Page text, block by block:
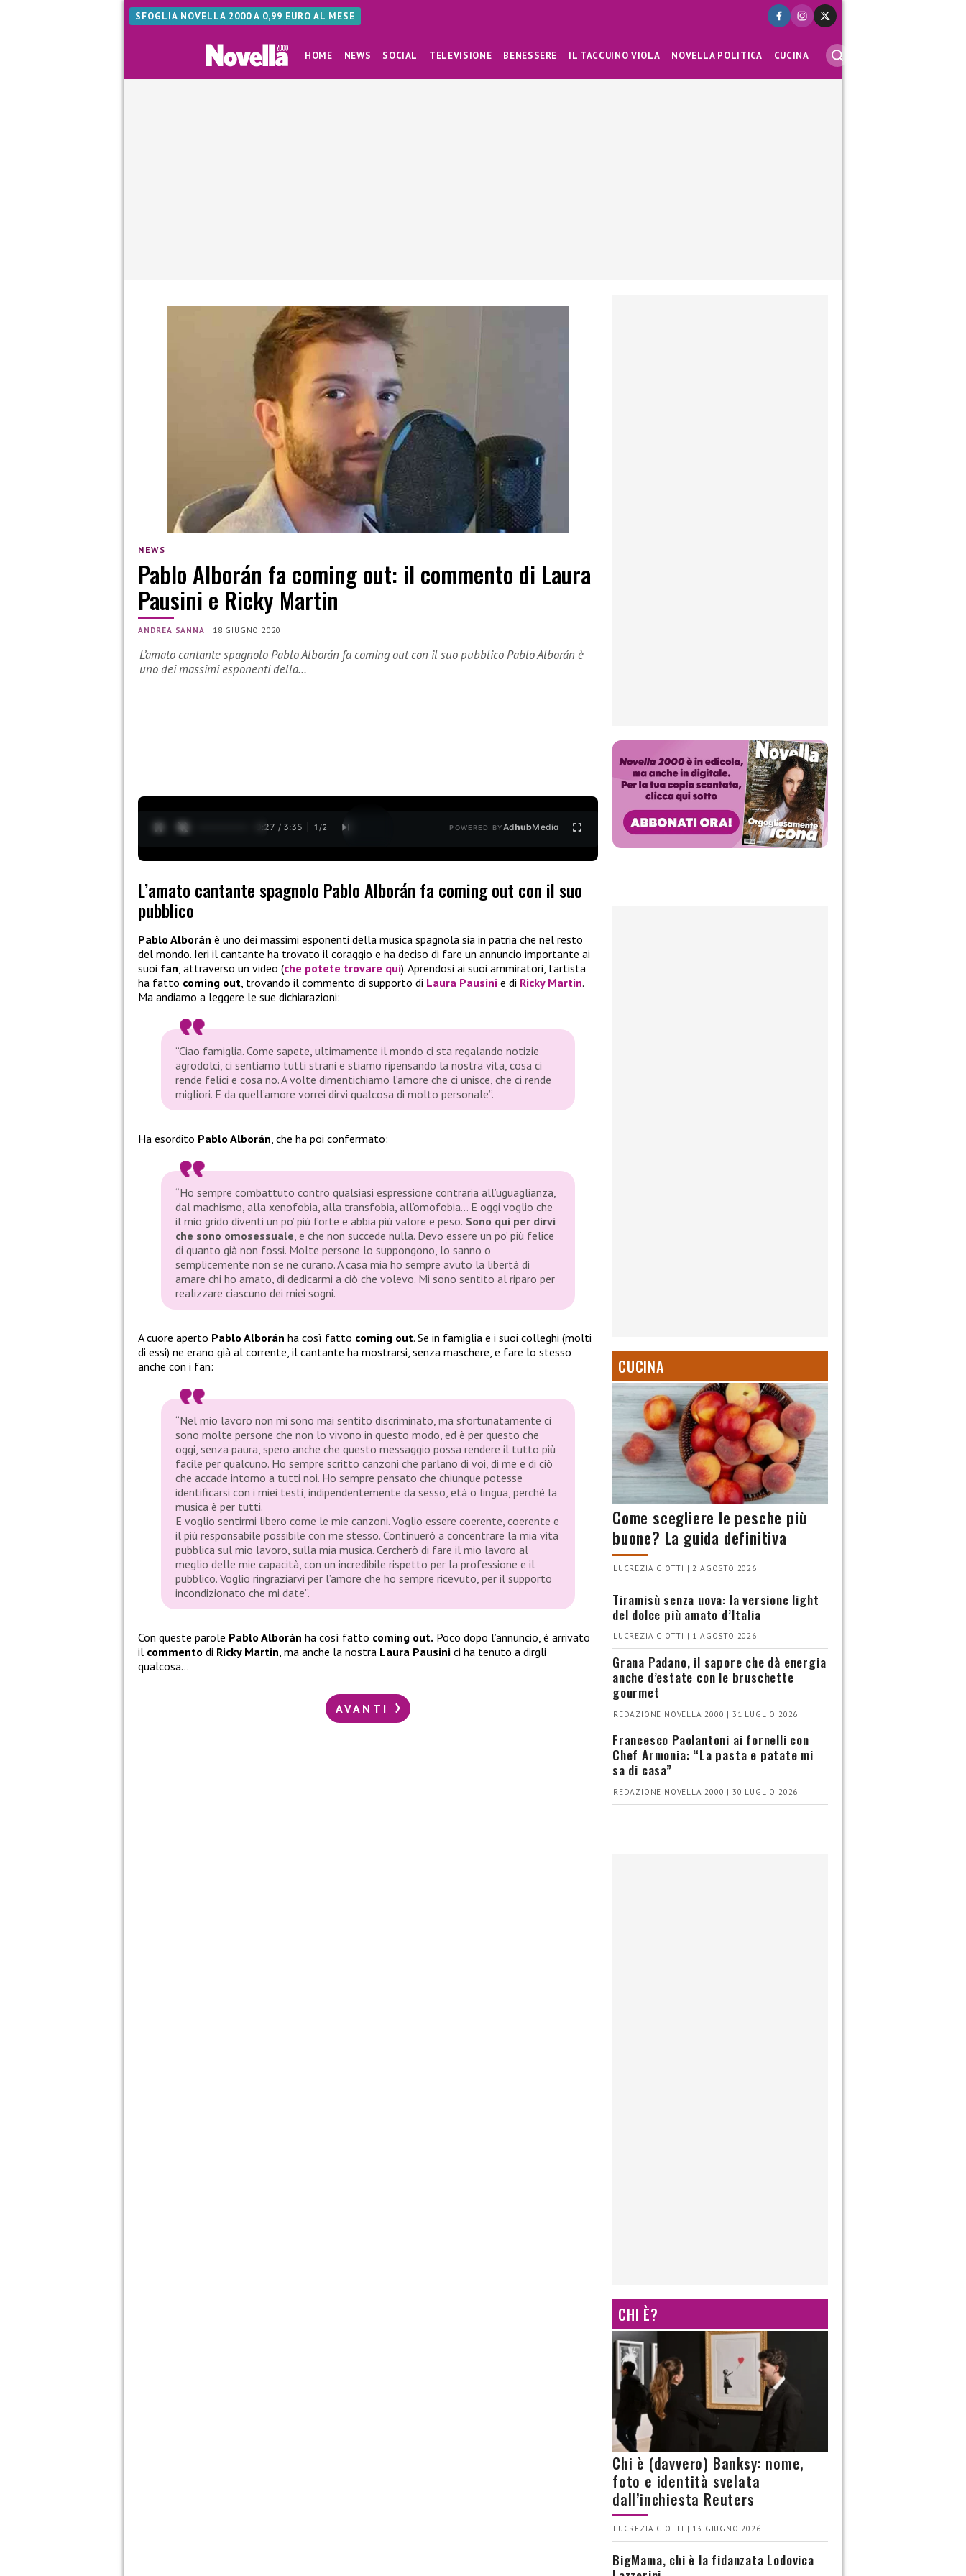
SFOGLIA NOVELLA 2000 A 0,99 EURO AL MESE
HOME NEWS SOCIAL TELEVISIONE BENESSERE IL TACCUINO VIOLA NOVELLA POLITICA CUCINA
NEWS
Pablo Alborán fa coming out: il commento di Laura
Pausini e Ricky Martin
ANDREA SANNA | 18 GIUGNO 2020
L’amato cantante spagnolo Pablo Alborán fa coming out con il suo pubblico Pablo Alborán è
uno dei massimi esponenti della…
0:27 / 3:35 1 /2 POWERED BYAdhubMedia
L’amato cantante spagnolo Pablo Alborán fa coming out con il suo
pubblico
Pablo Alborán è uno dei massimi esponenti della musica spagnola sia in patria che nel resto
del mondo. Ieri il cantante ha trovato il coraggio e ha deciso di fare un annuncio importante ai
suoi fan, attraverso un video (che potete trovare qui). Aprendosi ai suoi ammiratori, l’artista
ha fatto coming out, trovando il commento di supporto di Laura Pausini e di Ricky Martin.
Ma andiamo a leggere le sue dichiarazioni:
“Ciao famiglia. Come sapete, ultimamente il mondo ci sta regalando notizie
agrodolci, ci sentiamo tutti strani e stiamo ripensando la nostra vita, cosa ci
rende felici e cosa no. A volte dimentichiamo l’amore che ci unisce, che ci rende
migliori. E da quell’amore vorrei dirvi qualcosa di molto personale”.
Ha esordito Pablo Alborán, che ha poi confermato:
“Ho sempre combattuto contro qualsiasi espressione contraria all’uguaglianza,
dal machismo, alla xenofobia, alla transfobia, all’omofobia… E oggi voglio che
il mio grido diventi un po’ più forte e abbia più valore e peso. Sono qui per dirvi
che sono omosessuale, e che non succede nulla. Devo essere un po’ più felice
di quanto già non fossi. Molte persone lo suppongono, lo sanno o
semplicemente non se ne curano. A casa mia ho sempre avuto la libertà di
amare chi ho amato, di dedicarmi a ciò che volevo. Mi sono sentito al riparo per
realizzare ciascuno dei miei sogni.
A cuore aperto Pablo Alborán ha così fatto coming out. Se in famiglia e i suoi colleghi (molti
di essi) ne erano già al corrente, il cantante ha mostrarsi, senza maschere, e fare lo stesso
anche con i fan:
“Nel mio lavoro non mi sono mai sentito discriminato, ma sfortunatamente ci
sono molte persone che non lo vivono in questo modo, ed è per questo che
oggi, senza paura, spero anche che questo messaggio possa rendere il tutto più
facile per qualcuno. Ho sempre scritto canzoni che parlano di voi, di me e di ciò
che accade intorno a tutti noi. Ho sempre pensato che chiunque potesse
identificarsi con i miei testi, indipendentemente da sesso, età o lingua, perché la
musica è per tutti.
E voglio sentirmi libero come le mie canzoni. Voglio essere coerente, coerente e
il più responsabile possibile con me stesso. Continuerò a concentrare la mia vita
pubblica sul mio lavoro, sulla mia musica. Cercherò di fare il mio lavoro al
meglio delle mie capacità, con un incredibile rispetto per la professione e il
pubblico. Voglio ringraziarvi per l’amore che ho sempre ricevuto, per il supporto
incondizionato che mi date”.
Con queste parole Pablo Alborán ha così fatto coming out. Poco dopo l’annuncio, è arrivato
il commento di Ricky Martin, ma anche la nostra Laura Pausini ci ha tenuto a dirgli
qualcosa…
AVANTI
CUCINA
Come scegliere le pesche più
buone? La guida definitiva
LUCREZIA CIOTTI | 2 AGOSTO 2026
Tiramisù senza uova: la versione light
del dolce più amato d’Italia
LUCREZIA CIOTTI | 1 AGOSTO 2026
Grana Padano, il sapore che dà energia
anche d’estate con le bruschette
gourmet
REDAZIONE NOVELLA 2000 | 31 LUGLIO 2026
Francesco Paolantoni ai fornelli con
Chef Armonia: “La pasta e patate mi
sa di casa”
REDAZIONE NOVELLA 2000 | 30 LUGLIO 2026
CHI È?
Chi è (davvero) Banksy: nome,
foto e identità svelata
dall’inchiesta Reuters
LUCREZIA CIOTTI | 13 GIUGNO 2026
BigMama, chi è la fidanzata Lodovica